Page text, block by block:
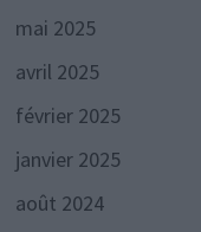
mai 2025
avril 2025
février 2025
janvier 2025
août 2024